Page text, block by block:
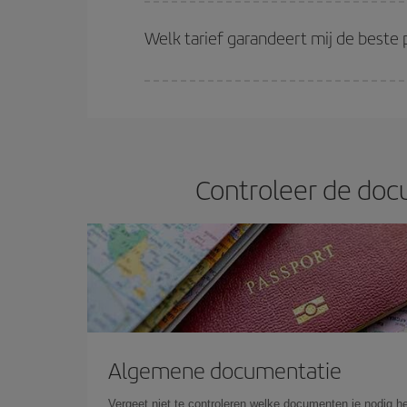
(economy) tarieven beschikbaar zijn of zijn
Welk tarief garandeert mij de beste
Controleer de
Algemene documentatie
Vergeet niet te controleren welke documenten je nodig